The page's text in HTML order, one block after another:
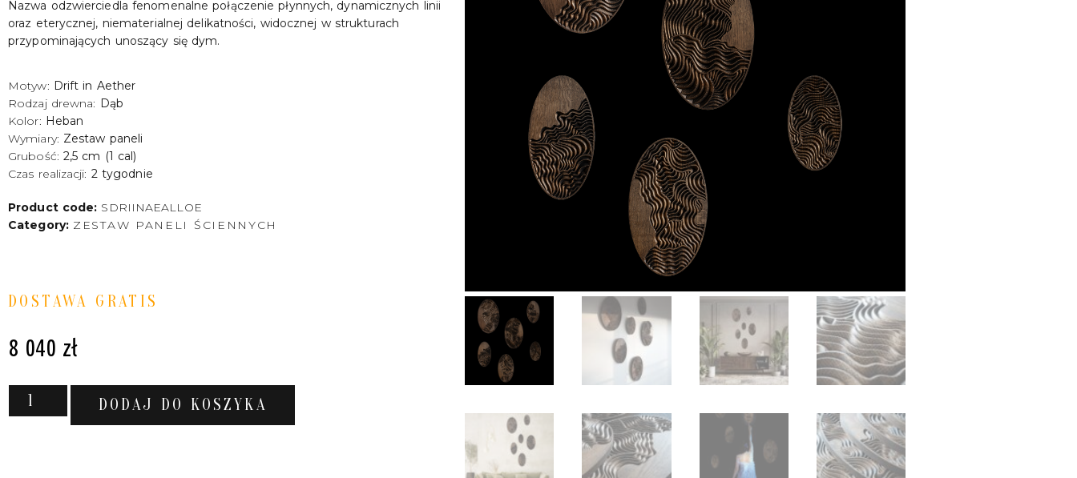
Nazwa odzwierciedla fenomenalne połączenie płynnych, dynamicznych linii
oraz eterycznej, niematerialnej delikatności, widocznej w strukturach
przypominających unoszący się dym.
Motyw: Drift in Aether
Rodzaj drewna: Dąb
Kolor: Heban
Wymiary: Zestaw paneli
Grubość: 2,5 cm (1 cal)
Czas realizacji: 2 tygodnie
Product code: SDRIINAEALLOE
Category: ZESTAW PANELI ŚCIENNYCH
DOSTAWA GRATIS
8 040 zł
DODAJ DO KOSZYKA